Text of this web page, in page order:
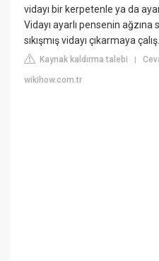
vidayı bir kerpetenle ya da
Vidayı ayarlı pensenin ağzına
sıkışmış vidayı çıkarmaya çalış.
Kaynak kaldırma talebi |
wikihow.com.tr